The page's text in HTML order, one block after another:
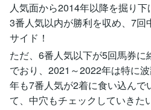
人気面から2014年以降を掘り
3番人気以内が勝利を収め、7
サイド！
ただ、6番人気以下が5回馬券に
でおり、2021～2022年は特に
年も7番人気が2着に食い込んで
て、中穴もチェックしていきた